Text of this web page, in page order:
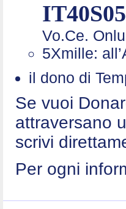
Vo.Ce.
5Xmille:
il dono di
Se vuoi
attraversano
scrivi
Per ogni